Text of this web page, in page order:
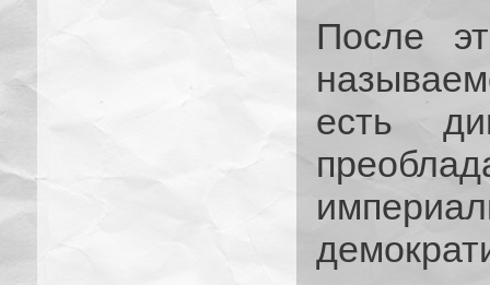
После
есть